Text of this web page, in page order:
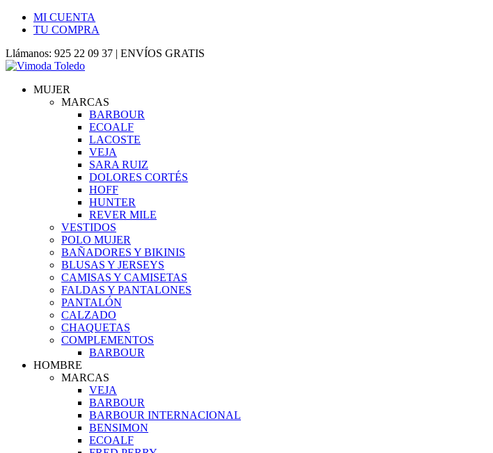
MI CUENTA
TU COMPRA
Llámanos: 925 22 09 37 | ENVÍOS GRATIS
MUJER
MARCAS
BARBOUR
ECOALF
LACOSTE
VEJA
SARA RUIZ
DOLORES CORTÉS
HOFF
HUNTER
REVER MILE
VESTIDOS
POLO MUJER
BAÑADORES Y BIKINIS
BLUSAS Y JERSEYS
CAMISAS Y CAMISETAS
FALDAS Y PANTALONES
PANTALÓN
CALZADO
CHAQUETAS
COMPLEMENTOS
BARBOUR
HOMBRE
MARCAS
VEJA
BARBOUR
BARBOUR INTERNACIONAL
BENSIMON
ECOALF